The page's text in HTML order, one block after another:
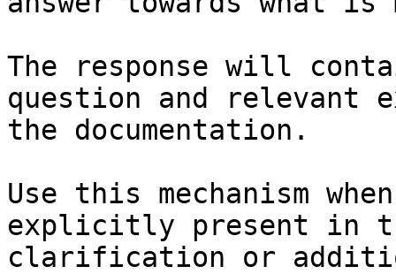
The response will
question and relevant
the documentation.
Use this mechanism
explicitly present in
clarification or